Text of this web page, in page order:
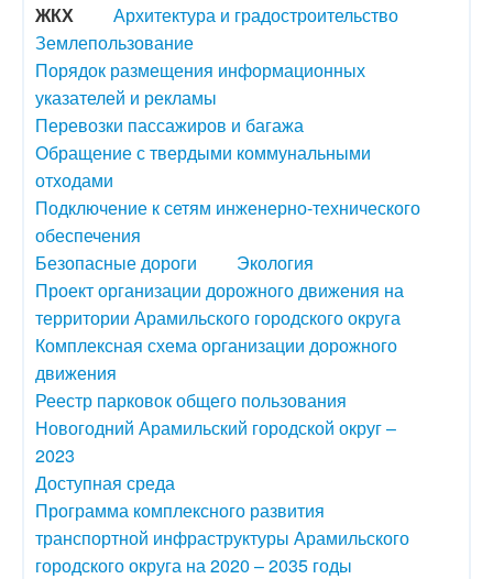
ЖКХ
Архитектура и градостроительство
Землепользование
Порядок размещения информационных
указателей и рекламы
Перевозки пассажиров и багажа
Обращение с твердыми коммунальными
отходами
Подключение к сетям инженерно-технического
обеспечения
Безопасные дороги
Экология
Проект организации дорожного движения на
территории Арамильского городского округа
Комплексная схема организации дорожного
движения
Реестр парковок общего пользования
Новогодний Арамильский городской округ –
2023
Доступная среда
Программа комплексного развития
транспортной инфраструктуры Арамильского
городского округа на 2020 – 2035 годы